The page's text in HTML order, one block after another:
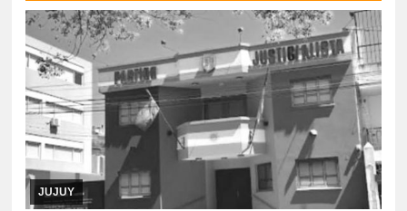
JUJUY
08/08/2026 El cronograma electoral suspendido, el juez Hansen
resolvió la apelación de la lista Celeste y Blanca, argumenta trató
desigual. Ya corrió traslado a ...